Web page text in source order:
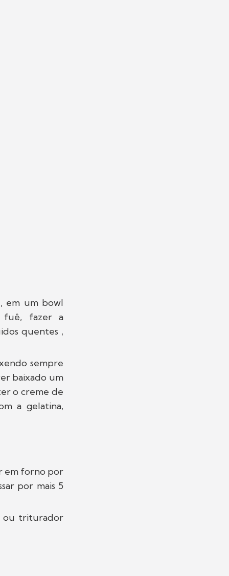
em um bowl
fuê, fazer a
quentes ,
sempre
baixado um
o creme de
a gelatina,
em forno por
por mais 5
ou triturador